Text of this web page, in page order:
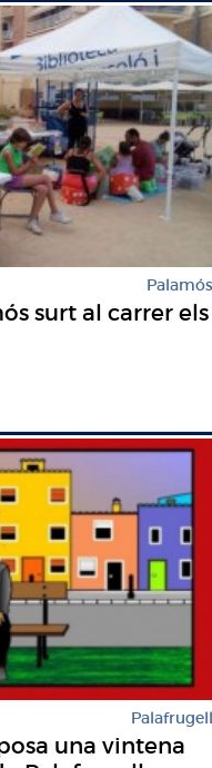
Palamós
surt al carrer els
Palafrugell
una vintena